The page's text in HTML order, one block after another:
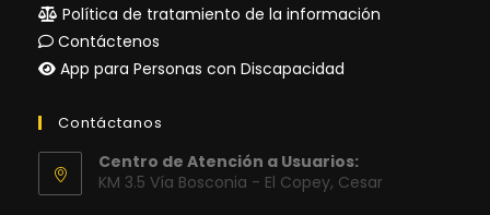
Política de tratamiento de la información
Contáctenos
App para Personas con Discapacidad
Contáctanos
Centro de Atención a Usuarios:
KM 3.5 Vía Bosconia - El Copey, Cesar